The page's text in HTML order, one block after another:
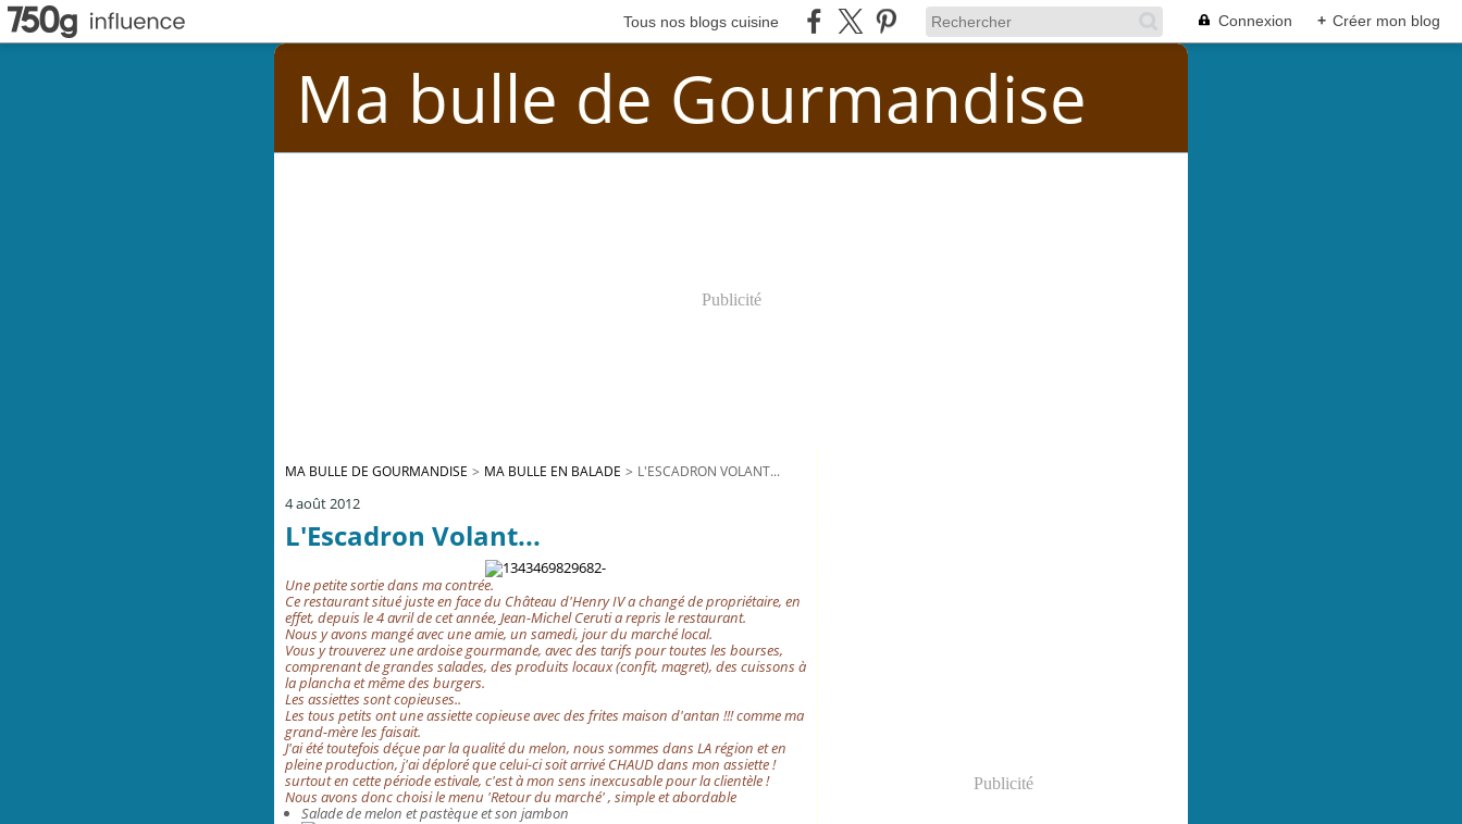
Tous nos blogs cuisine Connexion + Créer mon blog
Ma bulle de Gourmandise
Publicité
MA BULLE DE GOURMANDISE > MA BULLE EN BALADE > L'ESCADRON VOLANT...
4 août 2012
L'Escadron Volant...
Une petite sortie dans ma contrée.
Ce restaurant situé juste en face du Château d'Henry IV a changé de propriétaire, en
effet, depuis le 4 avril de cet année, Jean-Michel Ceruti a repris le restaurant.
Nous y avons mangé avec une amie, un samedi, jour du marché local.
Vous y trouverez une ardoise gourmande, avec des tarifs pour toutes les bourses,
comprenant de grandes salades, des produits locaux (confit, magret), des cuissons à
la plancha et même des burgers.
Les assiettes sont copieuses..
Les tous petits ont une assiette copieuse avec des frites maison d'antan !!! comme ma
grand-mère les faisait.
J'ai été toutefois déçue par la qualité du melon, nous sommes dans LA région et en
pleine production, j'ai déploré que celui-ci soit arrivé CHAUD dans mon assiette !
surtout en cette période estivale, c'est à mon sens inexcusable pour la clientèle !
Nous avons donc choisi le menu 'Retour du marché' , simple et abordable
Salade de melon et pastèque et son jambon
Publicité